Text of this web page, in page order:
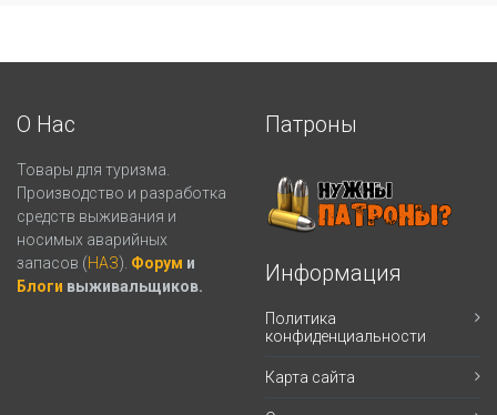
О Нас
Товары для туризма.
Производство и разработка
средств выживания и
носимых аварийных
запасов (НАЗ). Форум и
Блоги выживальщиков.
Патроны
Информация
Политика
конфиденциальности
Карта сайта